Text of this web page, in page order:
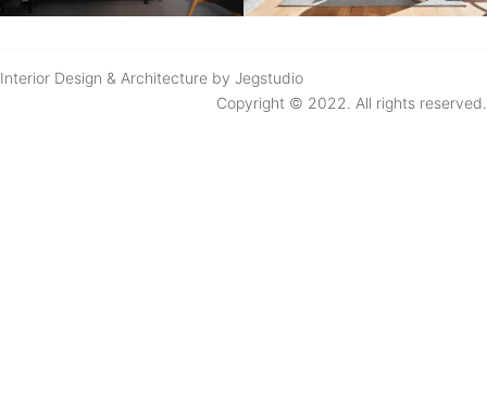
Interior Design & Architecture by Jegstudio
Copyright © 2022. All rights reserved.